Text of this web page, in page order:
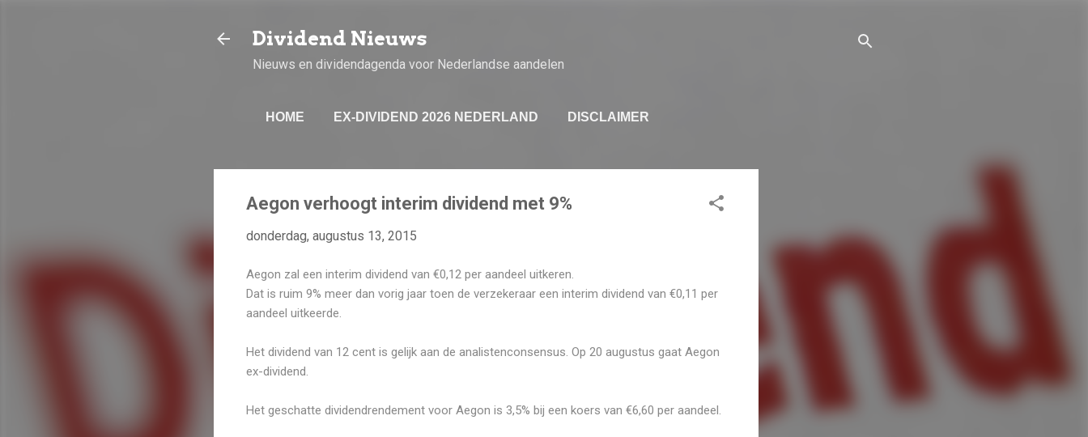
Dividend Nieuws
Nieuws en dividendagenda voor Nederlandse aandelen
HOME EX-DIVIDEND 2026 NEDERLAND DISCLAIMER
Aegon verhoogt interim dividend met 9%
donderdag, augustus 13, 2015
Aegon zal een interim dividend van €0,12 per aandeel uitkeren.
Dat is ruim 9% meer dan vorig jaar toen de verzekeraar een interim dividend van €0,11 per
aandeel uitkeerde.
Het dividend van 12 cent is gelijk aan de analistenconsensus. Op 20 augustus gaat Aegon
ex-dividend.
Het geschatte dividendrendement voor Aegon is 3,5% bij een koers van €6,60 per aandeel.